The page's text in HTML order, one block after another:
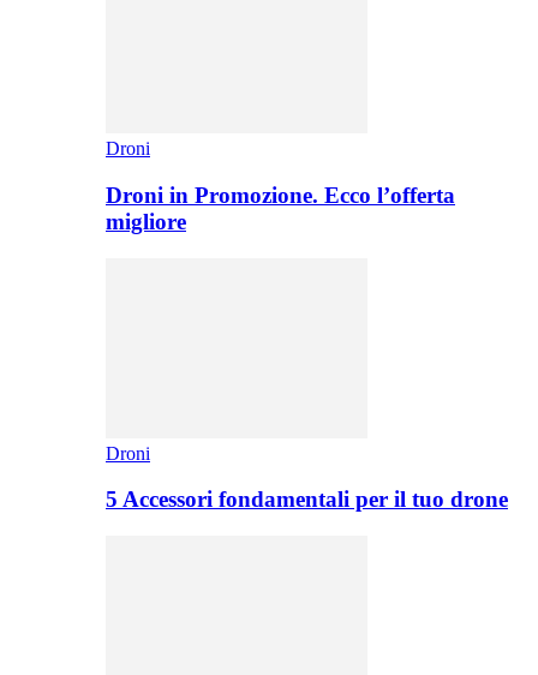
Droni
Droni in Promozione. Ecco l’offerta
migliore
Droni
5 Accessori fondamentali per il tuo drone